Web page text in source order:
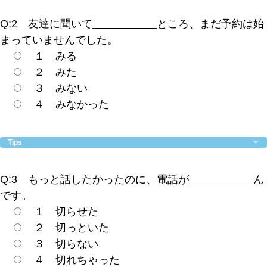
Q:2 友達に聞いて
ところ、まだ予約は始
まっていませんでした。
１ みる
２ みた
３ みない
４ みなかった
Tips
Q:3 もっと話したかったのに、電話が
ん
です。
１ 切らせた
２ 切っといた
３ 切らない
４ 切れちゃった